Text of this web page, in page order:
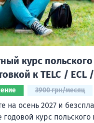
курс
к TELC / ECL
3900 грн/месяц
на осень 2027 и
годовой курс польского